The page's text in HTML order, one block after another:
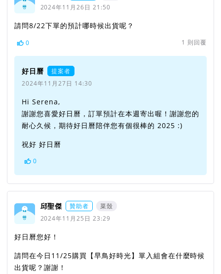
2024年11月26日 21:50
請問8/22下單的預計哪時候出貨呢？
0 1 則回覆
好日曆
提案者
2024年11月27日 14:30
Hi Serena,
謝謝您喜愛好日曆，訂單預計在本週寄出喔！謝謝您的
耐心久候，期待好日曆陪伴您有個很棒的 2025 :)
祝好 好日曆
0
邱聖傑 贊助者
菜殼
2024年11月25日 23:29
好日曆您好！
請問在今日11/25購買【早鳥好時光】單入組會在什麼時候
出貨呢？謝謝！